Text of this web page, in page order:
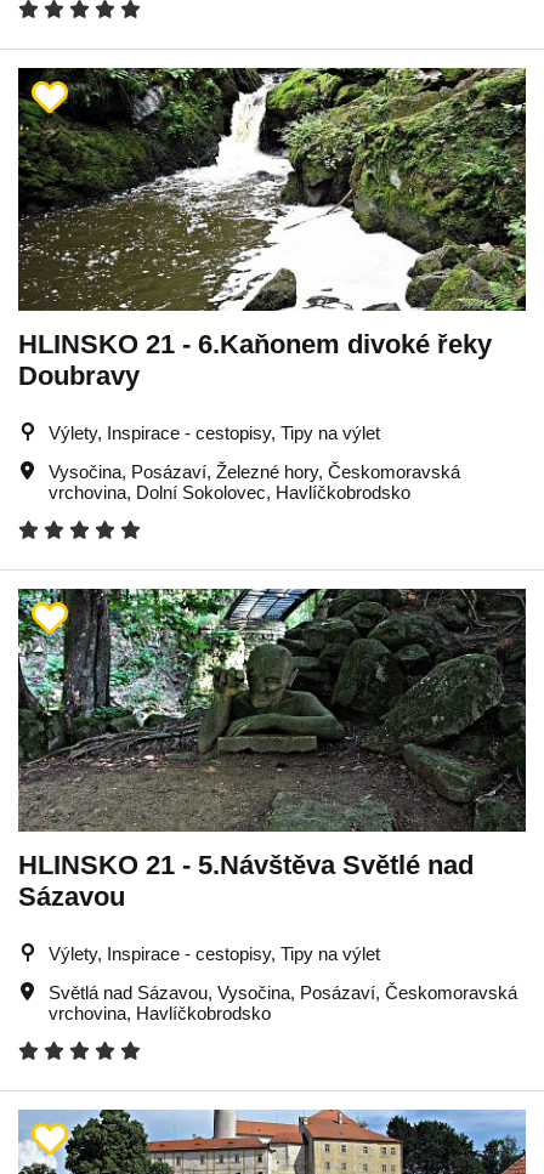
HLINSKO 21 - 6.Kaňonem divoké řeky
Doubravy
Výlety, Inspirace - cestopisy, Tipy na výlet
Vysočina, Posázaví, Železné hory, Českomoravská
vrchovina, Dolní Sokolovec, Havlíčkobrodsko
HLINSKO 21 - 5.Návštěva Světlé nad
Sázavou
Výlety, Inspirace - cestopisy, Tipy na výlet
Světlá nad Sázavou, Vysočina, Posázaví, Českomoravská
vrchovina, Havlíčkobrodsko